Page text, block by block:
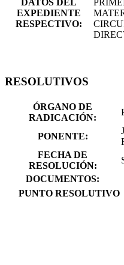
DATOS DEL
EXPEDIENTE
RESPECTIVO:
RESOLUTIVOS
ÓRGANO DE
RADICACIÓN:
PONENTE:
FECHA DE
RESOLUCIÓN:
DOCUMENTOS:
PUNTO RESOLUTIVO